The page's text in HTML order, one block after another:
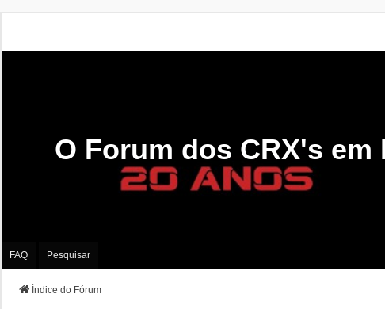
O Forum dos CRX's em
FAQ Pesquisar
Índice do Fórum